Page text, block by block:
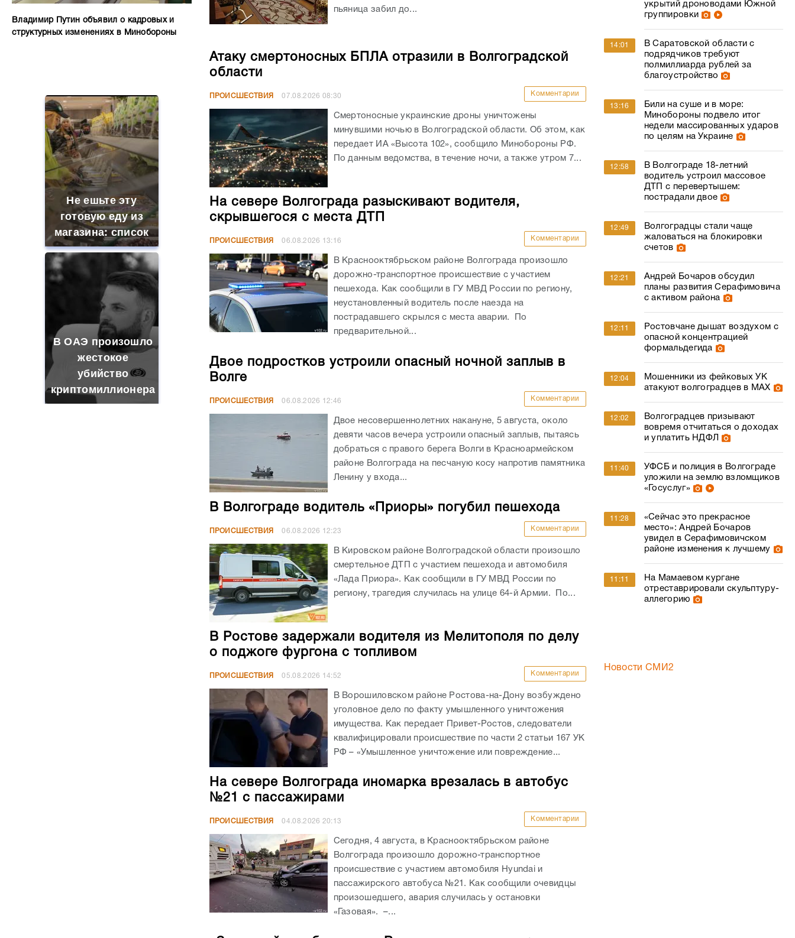
Владимир Путин объявил о кадровых и
структурных изменениях в Минобороны
Не ешьте эту
готовую еду из
магазина: список
В ОАЭ произошло
жестокое
убийство
криптомиллионера
пьяница забил до...
Атаку смертоносных БПЛА отразили в Волгоградской
области
ПРОИСШЕСТВИЯ 07.08.2026 08:30 Комментарии
Смертоносные украинские дроны уничтожены
минувшими ночью в Волгоградской области. Об этом, как
передает ИА «Высота 102», сообщило Минобороны РФ.
По данным ведомства, в течение ночи, а также утром 7...
На севере Волгограда разыскивают водителя,
скрывшегося с места ДТП
ПРОИСШЕСТВИЯ 06.08.2026 13:16 Комментарии
В Краснооктябрьском районе Волгограда произошло
дорожно-транспортное происшествие с участием
пешехода. Как сообщили в ГУ МВД России по региону,
неустановленный водитель после наезда на
пострадавшего скрылся с места аварии. По
предварительной...
Двое подростков устроили опасный ночной заплыв в
Волге
ПРОИСШЕСТВИЯ 06.08.2026 12:46 Комментарии
Двое несовершеннолетних накануне, 5 августа, около
девяти часов вечера устроили опасный заплыв, пытаясь
добраться с правого берега Волги в Красноармейском
районе Волгограда на песчаную косу напротив памятника
Ленину у входа...
В Волгограде водитель «Приоры» погубил пешехода
ПРОИСШЕСТВИЯ 06.08.2026 12:23 Комментарии
В Кировском районе Волгоградской области произошло
смертельное ДТП с участием пешехода и автомобиля
«Лада Приора». Как сообщили в ГУ МВД России по
региону, трагедия случилась на улице 64-й Армии. По...
В Ростове задержали водителя из Мелитополя по делу
о поджоге фургона с топливом
ПРОИСШЕСТВИЯ 05.08.2026 14:52 Комментарии
В Ворошиловском районе Ростова-на-Дону возбуждено
уголовное дело по факту умышленного уничтожения
имущества. Как передает Привет-Ростов, следователи
квалифицировали происшествие по части 2 статьи 167 УК
РФ – «Умышленное уничтожение или повреждение...
На севере Волгограда иномарка врезалась в автобус
№21 с пассажирами
ПРОИСШЕСТВИЯ 04.08.2026 20:13 Комментарии
Сегодня, 4 августа, в Краснооктябрьском районе
Волгограда произошло дорожно-транспортное
происшествие с участием автомобиля Hyundai и
пассажирского автобуса №21. Как сообщили очевидцы
произошедшего, авария случилась у остановки
«Газовая». –...
укрытий дроноводами Южной
группировки
14:01
В Саратовской области с
подрядчиков требуют
полмиллиарда рублей за
благоустройство
13:16
Били на суше и в море:
Минобороны подвело итог
недели массированных ударов
по целям на Украине
12:58
В Волгограде 18-летний
водитель устроил массовое
ДТП с перевертышем:
пострадали двое
12:49
Волгоградцы стали чаще
жаловаться на блокировки
счетов
12:21
Андрей Бочаров обсудил
планы развития Серафимовича
с активом района
12:11
Ростовчане дышат воздухом с
опасной концентрацией
формальдегида
12:04
Мошенники из фейковых УК
атакуют волгоградцев в МАХ
12:02
Волгоградцев призывают
вовремя отчитаться о доходах
и уплатить НДФЛ
11:40
УФСБ и полиция в Волгограде
уложили на землю взломщиков
«Госуслуг»
11:28
«Сейчас это прекрасное
место»: Андрей Бочаров
увидел в Серафимовичском
районе изменения к лучшему
11:11
На Мамаевом кургане
отреставрировали скульптуру-
аллегорию
Новости СМИ2